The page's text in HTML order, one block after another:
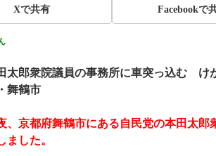
Xで共有 Facebookで
太郎衆院議員の事務所に車突っ込む
舞鶴市
京都府舞鶴市にある自民党の本田太郎
ました。